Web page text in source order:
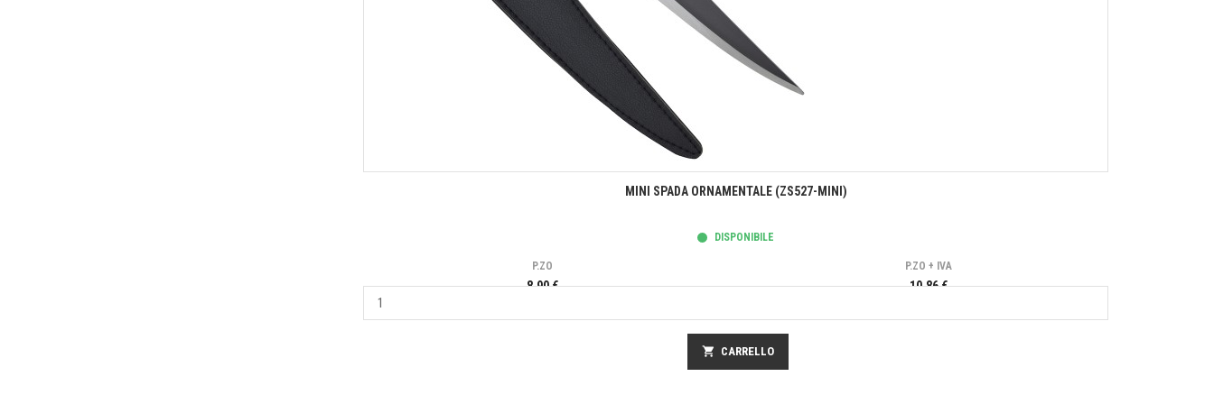
Anteprima
MINI SPADA ORNAMENTALE (ZS527-MINI)
DISPONIBILE
P.ZO
8,90 €
P.ZO + IVA
10,86 €
shopping_cart CARRELLO